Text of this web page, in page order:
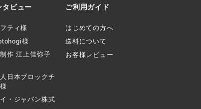
タビュー
ティ様
様
作 江上佳弥子
日本ブロックチ
・ジャパン株式
ご利用ガイド
はじめての方へ
送料について
お客様レビュー